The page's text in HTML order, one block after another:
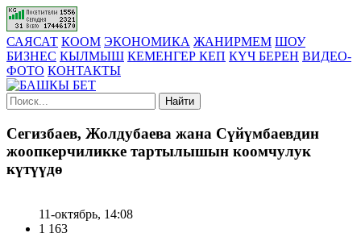
САЯСАТ КООМ ЭКОНОМИКА ЖАНИРМЕМ ШОУ
БИЗНЕС КЫЛМЫШ КЕМЕНГЕР КЕП КҮЧ БЕРЕН ВИДЕО-
ФОТО КОНТАКТЫ
Найти
Сегизбаев, Жолдубаева жана Сүйүмбаевдин
жоопкерчиликке тартылышын коомчулук
күтүүдө
11-октябрь, 14:08
1 163